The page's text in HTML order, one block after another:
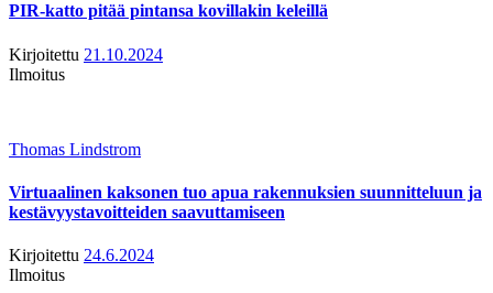
PIR-katto pitää pintansa kovillakin keleillä
Kirjoitettu 21.10.2024
Ilmoitus
Thomas Lindstrom
Virtuaalinen kaksonen tuo apua rakennuksien suunnitteluun ja
kestävyystavoitteiden saavuttamiseen
Kirjoitettu 24.6.2024
Ilmoitus